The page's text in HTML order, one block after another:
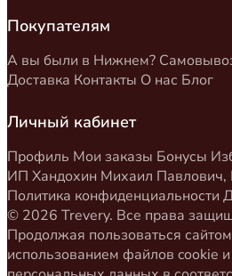
Покупателям
А вы были в Нижнем?
Доставка Контакты О нас Блог
Личный кабинет
Профиль Мои заказы Бонусы
ИП Хандохин Михаил
Политика конфиденциальности
© 2026 Trevery. Все права
Продолжая пользоваться
использованием файлов cookie